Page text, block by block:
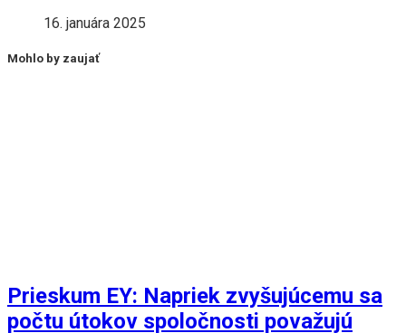
16. januára 2025
Mohlo by zaujať
Prieskum EY: Napriek zvyšujúcemu sa
počtu útokov spoločnosti považujú